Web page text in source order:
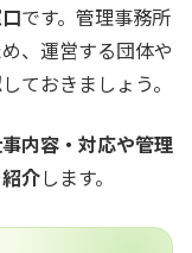
です。管理事務所
、運営する団体や
ておきましょう。
内容・対応や管理
介します。